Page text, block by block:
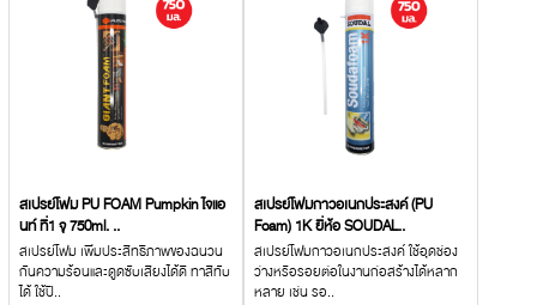
สเปรย์โฟม PU FOAM Pumpkin ไจแอ
นท์ ที่1 จุ 750ml. ..
สเปรย์โฟม เพิ่มประสิทธิภาพของฉนวน
กันความร้อนและดูดซับเสียงได้ดี ทาสีทับ
ได้ ใช้ปิ..
สเปรย์โฟมกาวอเนกประสงค์ (PU
Foam) 1K ยี่ห้อ SOUDAL..
สเปรย์โฟมกาวอเนกประสงค์ ใช้อุดช่อง
ว่างหรือรอยต่อในงานก่อสร้างได้หลาก
หลาย เช่น รอ..